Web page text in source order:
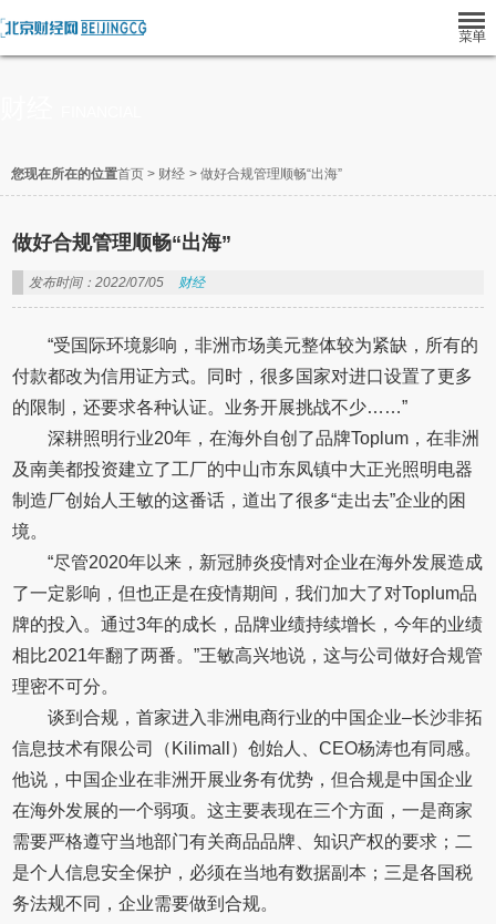
您现在所在的位置首页 > 财经 > 做好合规管理顺畅“出海”
做好合规管理顺畅“出海”
发布时间：2022/07/05 财经
“受国际环境影响，非洲市场美元整体较为紧缺，所有的
付款都改为信用证方式。同时，很多国家对进口设置了更多
的限制，还要求各种认证。业务开展挑战不少……”
深耕照明行业20年，在海外自创了品牌Toplum，在非洲
及南美都投资建立了工厂的中山市东凤镇中大正光照明电器
制造厂创始人王敏的这番话，道出了很多“走出去”企业的困
境。
“尽管2020年以来，新冠肺炎疫情对企业在海外发展造成
了一定影响，但也正是在疫情期间，我们加大了对Toplum品
牌的投入。通过3年的成长，品牌业绩持续增长，今年的业绩
相比2021年翻了两番。”王敏高兴地说，这与公司做好合规管
理密不可分。
谈到合规，首家进入非洲电商行业的中国企业–长沙非拓
信息技术有限公司（Kilimall）创始人、CEO杨涛也有同感。
他说，中国企业在非洲开展业务有优势，但合规是中国企业
在海外发展的一个弱项。这主要表现在三个方面，一是商家
需要严格遵守当地部门有关商品品牌、知识产权的要求；二
是个人信息安全保护，必须在当地有数据副本；三是各国税
务法规不同，企业需要做到合规。